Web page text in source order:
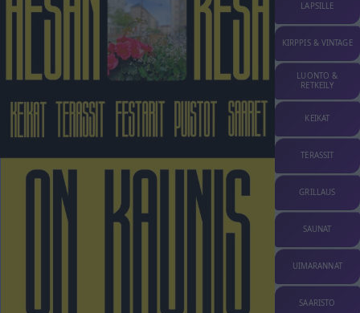
LAPSILLE
KIRPPIS & VINTAGE
LUONTO &
RETKEILY
KEIKAT
TERASSIT
GRILLAUS
SAUNAT
UIMARANNAT
SAARISTO